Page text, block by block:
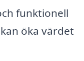
funktionell
öka värdet